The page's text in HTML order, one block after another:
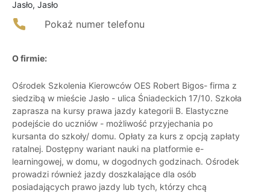
Jasło, Jasło
Pokaż numer telefonu
O firmie:
Ośrodek Szkolenia Kierowców OES Robert Bigos- firma z
siedzibą w mieście Jasło - ulica Śniadeckich 17/10. Szkoła
zaprasza na kursy prawa jazdy kategorii B. Elastyczne
podejście do uczniów - możliwość przyjechania po
kursanta do szkoły/ domu. Opłaty za kurs z opcją zapłaty
ratalnej. Dostępny wariant nauki na platformie e-
learningowej, w domu, w dogodnych godzinach. Ośrodek
prowadzi również jazdy doszkalające dla osób
posiadających prawo jazdy lub tych, którzy chcą